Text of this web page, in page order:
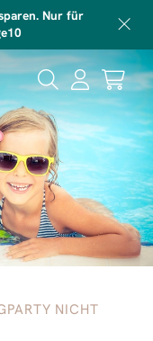
Nur für
NICHT